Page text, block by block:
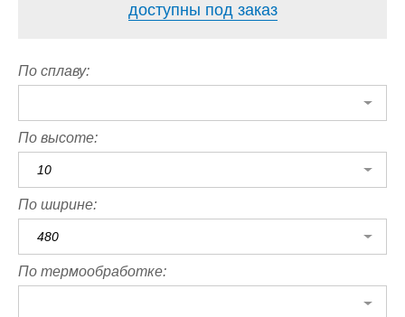
доступны под заказ
По сплаву:
По высоте:
10
По ширине:
480
По термообработке: